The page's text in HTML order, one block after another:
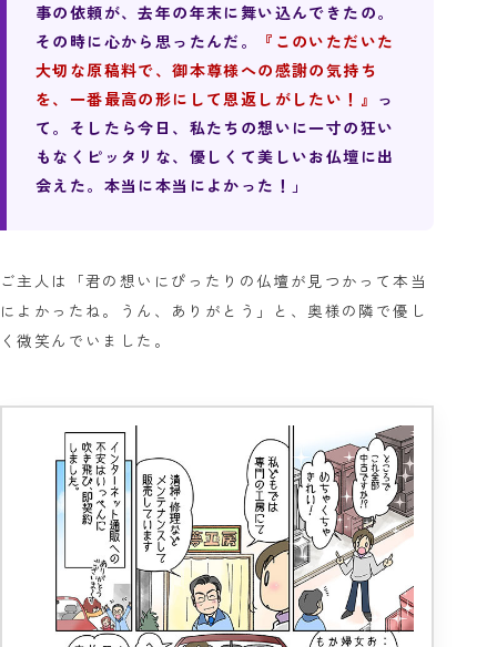
事の依頼が、去年の年末に舞い込んできたの。
その時に心から思ったんだ。
『このいただいた
大切な原稿料で、御本尊様への感謝の気持ち
を、一番最高の形にして恩返しがしたい！』 っ
て。そしたら今日、私たちの想いに一寸の狂い
もなくピッタリな、優しくて美しいお仏壇に出
会えた。本当に本当によかった！」
ご主人は「君の想いにぴったりの仏壇が見つかって本当
によかったね。うん、ありがとう」と、奥様の隣で優し
く微笑んでいました。